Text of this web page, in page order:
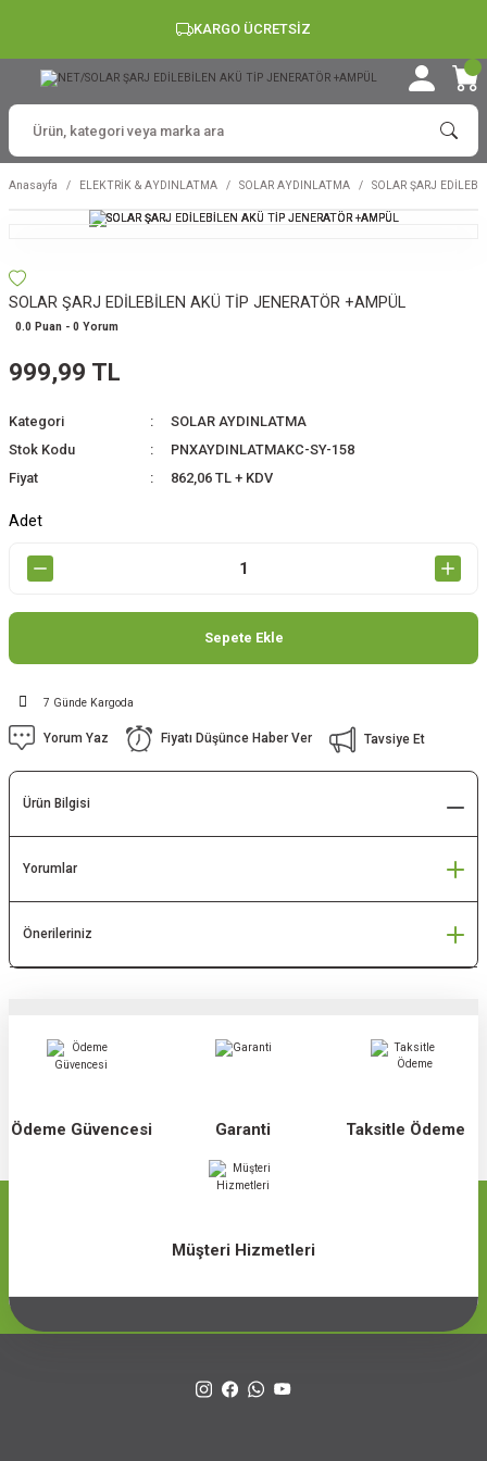
KARGO ÜCRETSİZ
Anasayfa ELEKTRİK & AYDINLATMA SOLAR AYDINLATMA SOLAR ŞARJ
SOLAR ŞARJ EDİLEBİLEN AKÜ TİP JENERATÖR +AMPÜL
0.0 Puan - 0 Yorum
999,99 TL
Kategori
SOLAR AYDINLATMA
Stok Kodu
PNXAYDINLATMAKC-SY-158
Fiyat
862,06 TL + KDV
Adet
Sepete Ekle
7 Günde Kargoda
Yorum Yaz Fiyatı Düşünce Haber Ver Tavsiye Et
Ürün Bilgisi
Yorumlar
Önerileriniz
Ödeme Güvencesi Garanti Taksitle Ödeme
Müşteri Hizmetleri